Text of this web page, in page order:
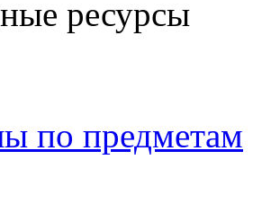
ресурсы
по предметам